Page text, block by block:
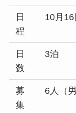
日
程
10月16
日
数
3泊
募
集
6人（